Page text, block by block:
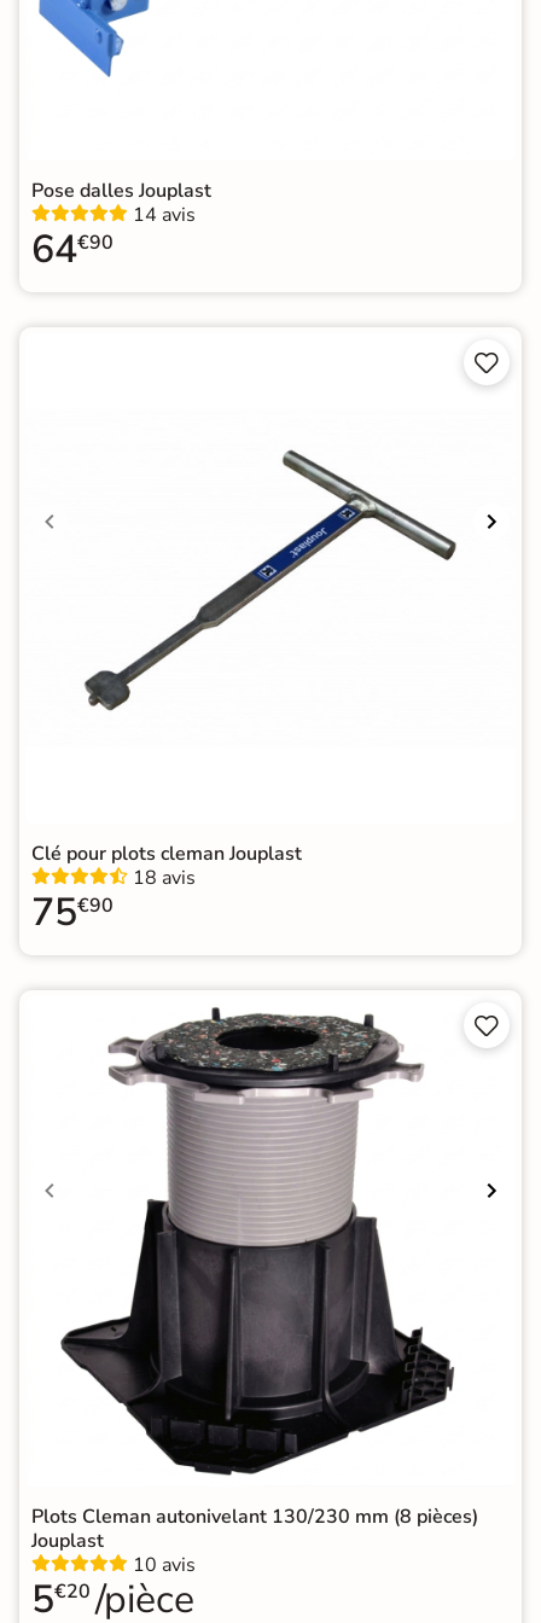
Pose dalles Jouplast
14 avis
64€90


Clé pour plots cleman Jouplast
18 avis
75€90


Plots Cleman autonivelant 130/230 mm (8 pièces)
Jouplast
10 avis
5€20 /pièce